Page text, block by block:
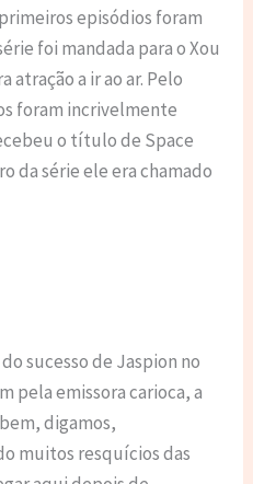
episódios foram
foi mandada para o Xou
atração a ir ao ar. Pelo
foram incrivelmente
o título de Space
da série ele era chamado
sucesso de Jaspion no
pela emissora carioca, a
digamos,
muitos resquícios das